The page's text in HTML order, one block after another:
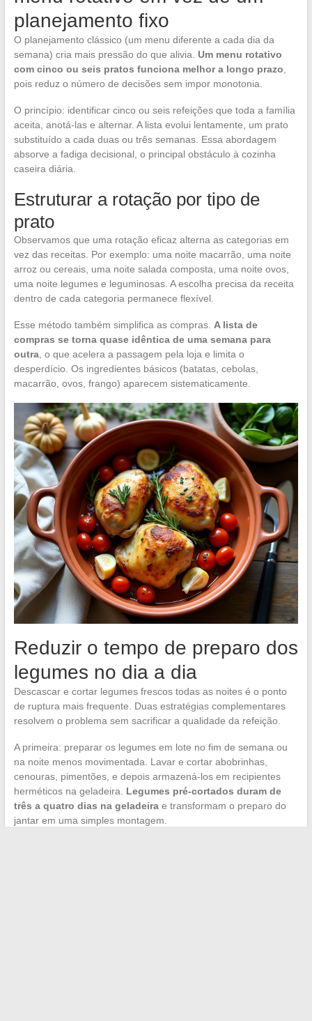
planejamento fixo
O planejamento clássico (um menu diferente a cada dia da
semana) cria mais pressão do que alivia. Um menu rotativo
com cinco ou seis pratos funciona melhor a longo prazo
pois reduz o número de decisões sem impor monotonia.
O princípio: identificar cinco ou seis refeições que toda a família
aceita, anotá-las e alternar. A lista evolui lentamente, um prato
substituído a cada duas ou três semanas. Essa abordagem
absorve a fadiga decisional, o principal obstáculo à cozinha
caseira diária.
Estruturar a rotação por tipo de
prato
Observamos que uma rotação eficaz alterna as categorias em
vez das receitas. Por exemplo: uma noite macarrão, uma noite
arroz ou cereais, uma noite salada composta, uma noite ovos,
uma noite legumes e leguminosas. A escolha precisa da receita
dentro de cada categoria permanece flexível.
Esse método também simplifica as compras. A lista de
compras se torna quase idêntica de uma semana para
outra, o que acelera a passagem pela loja e limita o
desperdício. Os ingredientes básicos (batatas, cebolas,
macarrão, ovos, frango) aparecem sistematicamente.
Reduzir o tempo de preparo dos
legumes no dia a dia
Descascar e cortar legumes frescos todas as noites é o ponto
de ruptura mais frequente. Duas estratégias complementares
resolvem o problema sem sacrificar a qualidade da refeição.
A primeira: preparar os legumes em lote no fim de semana ou
na noite menos movimentada. Lavar e cortar abobrinhas,
cenouras, pimentões, e depois armazená-los em recipientes
herméticos na geladeira. Legumes pré-cortados duram de
três a quatro dias na geladeirae transformam o preparo do
jantar em uma simples montagem.